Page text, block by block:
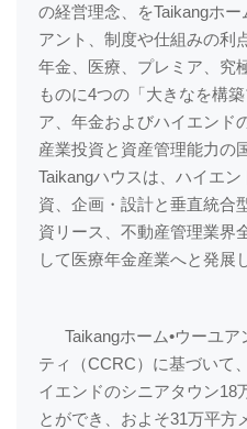
の経営理念、をTaikangホ
アント、制度や仕組みの利
年金、医療、プレミア、究
ものに4つの「大きなを構
ア、年金およびハイエンド
産業投資と資産管理能力の
Taikangハウスは、ハイエ
資、企画・設計と垂直統合
資リース、不動産管理業界
して医療年金産業へと発展
Taikangホーム•ウーユア
ティ（CCRC）に基づいて
イエンドのシニアタウン18
とができ、およそ31万平方